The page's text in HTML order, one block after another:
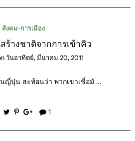
สังคม-การเมือง
ร้างชาติจากการเข้าคิว
วันอาทิตย์, มีนาคม 20, 2011
ญี่ปุ่น สะท้อนว่า พวกเขาเชื่อมั …
1